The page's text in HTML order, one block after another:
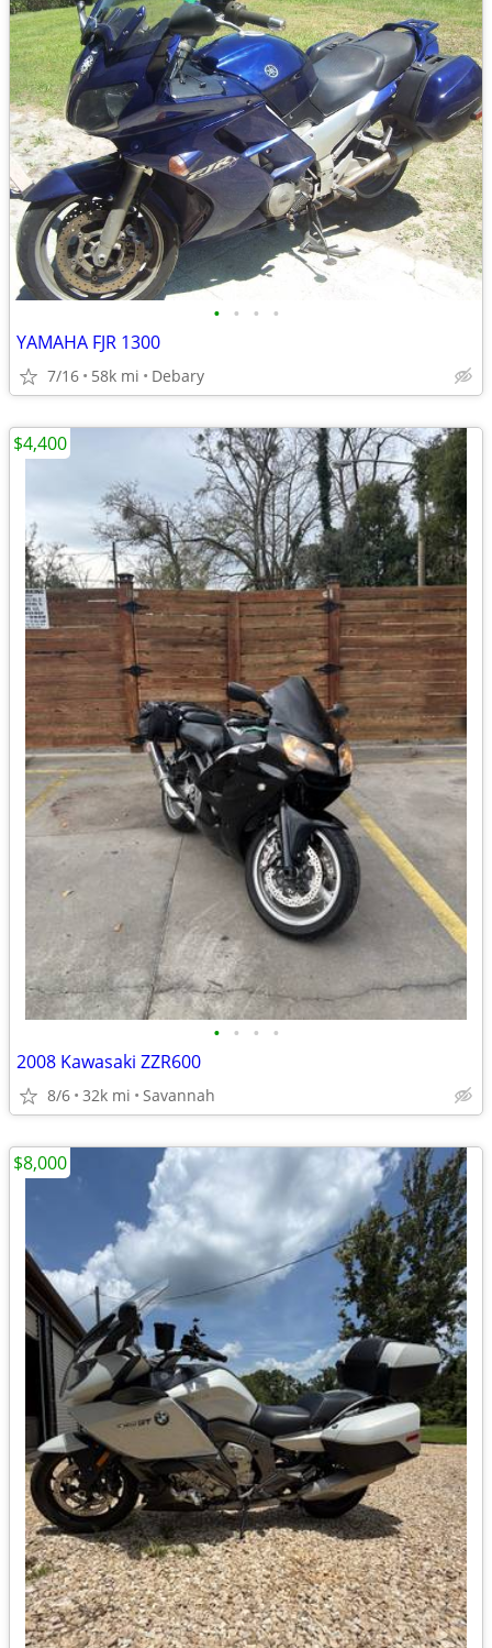
• • • •
YAMAHA FJR 1300
7/16 58k mi Debary
• • • •
2008 Kawasaki ZZR600
8/6 32k mi Savannah
$4,400
$8,000